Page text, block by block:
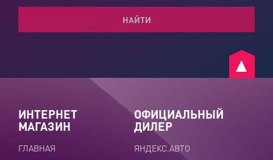
НАЙТИ
ИНТЕРНЕТ
МАГАЗИН
ГЛАВНАЯ
ОФИЦИАЛЬНЫЙ
ДИЛЕР
ЯНДЕКС.АВТО